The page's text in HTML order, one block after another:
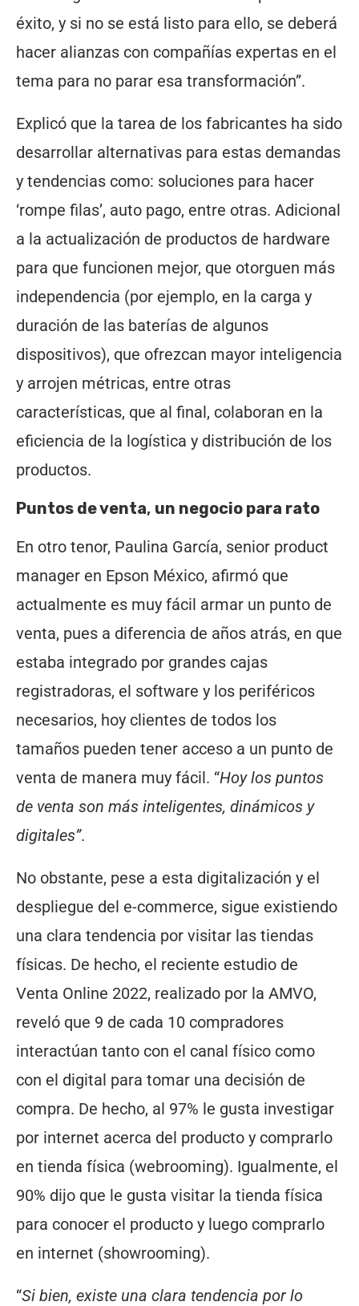
éxito, y si no se está listo para ello, se deberá
hacer alianzas con compañías expertas en el
tema para no parar esa transformación”.
Explicó que la tarea de los fabricantes ha sido
desarrollar alternativas para estas demandas
y tendencias como: soluciones para hacer
‘rompe filas’, auto pago, entre otras. Adicional
a la actualización de productos de hardware
para que funcionen mejor, que otorguen más
independencia (por ejemplo, en la carga y
duración de las baterías de algunos
dispositivos), que ofrezcan mayor inteligencia
y arrojen métricas, entre otras
características, que al final, colaboran en la
eficiencia de la logística y distribución de los
productos.
Puntos de venta, un negocio para rato
En otro tenor, Paulina García, senior product
manager en Epson México, afirmó que
actualmente es muy fácil armar un punto de
venta, pues a diferencia de años atrás, en que
estaba integrado por grandes cajas
registradoras, el software y los periféricos
necesarios, hoy clientes de todos los
tamaños pueden tener acceso a un punto de
venta de manera muy fácil. “Hoy los puntos
de venta son más inteligentes, dinámicos y
digitales”.
No obstante, pese a esta digitalización y el
despliegue del e-commerce, sigue existiendo
una clara tendencia por visitar las tiendas
físicas. De hecho, el reciente estudio de
Venta Online 2022, realizado por la AMVO,
reveló que 9 de cada 10 compradores
interactúan tanto con el canal físico como
con el digital para tomar una decisión de
compra. De hecho, al 97% le gusta investigar
por internet acerca del producto y comprarlo
en tienda física (webrooming). Igualmente, el
90% dijo que le gusta visitar la tienda física
para conocer el producto y luego comprarlo
en internet (showrooming).
“Si bien, existe una clara tendencia por lo